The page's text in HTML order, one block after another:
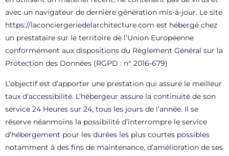
avec un navigateur de dernière génération mis-à-jour. Le site
https://laconciergeriedelarchitecture.com est hébergé chez
un prestataire sur le territoire de l’Union Européenne
conformément aux dispositions du Règlement Général sur la
Protection des Données (RGPD : n° 2016-679)
L’objectif est d’apporter une prestation qui assure le meilleur
taux d’accessibilité. L’hébergeur assure la continuité de son
service 24 Heures sur 24, tous les jours de l’année. Il se
réserve néanmoins la possibilité d’interrompre le service
d’hébergement pour les durées les plus courtes possibles
notamment à des fins de maintenance, d’amélioration de ses